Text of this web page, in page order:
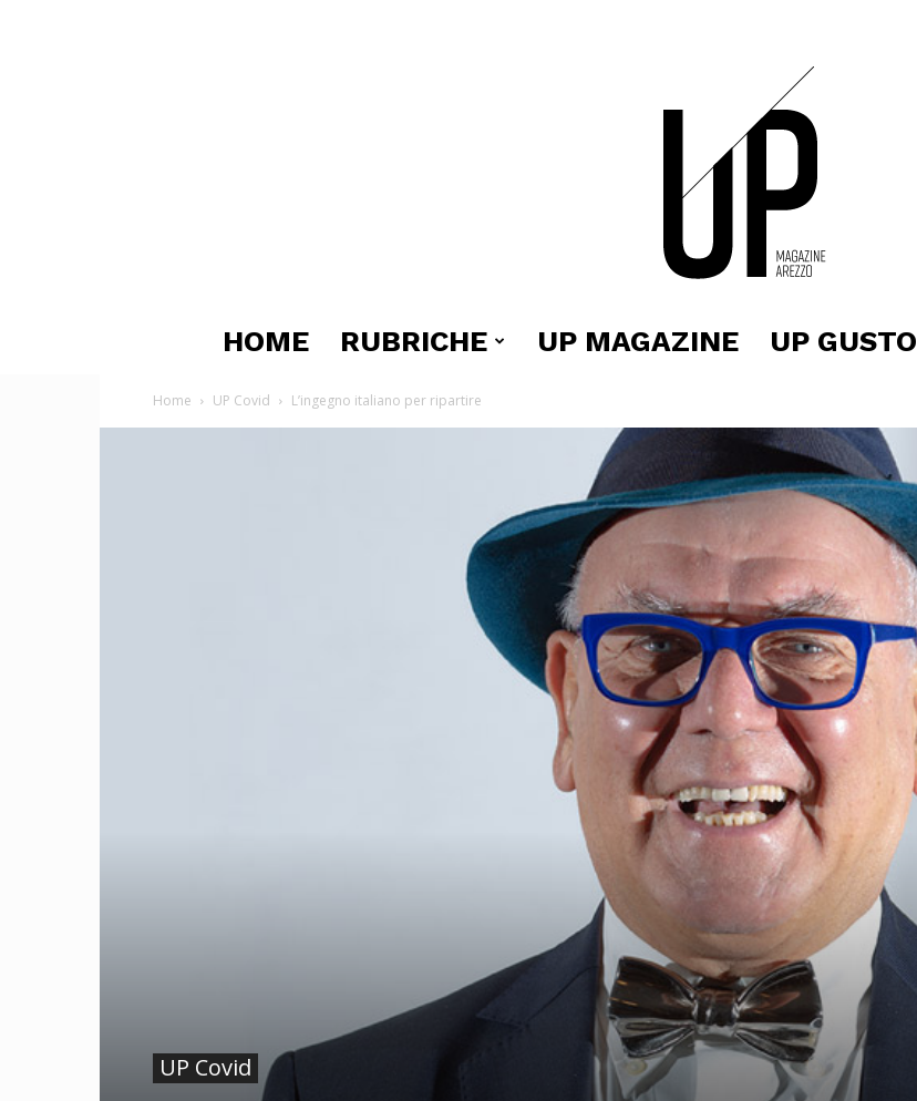
Magazine
HOME RUBRICHE UP MAGAZINE UP GUSTO
Home UP Covid L’ingegno italiano per ripartire
UP Covid